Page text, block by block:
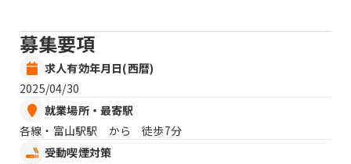
募集要項
求人有効年月日(西暦)
2025/04/30
就業場所・最寄駅
各線・富山駅駅 から 徒歩7分
受動喫煙対策